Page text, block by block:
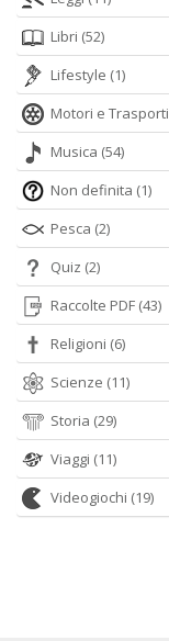
Libri (52)
Lifestyle (1)
Motori e Trasporti
Musica (54)
Non definita (1)
Pesca (2)
Quiz (2)
Raccolte PDF (43)
Religioni (6)
Scienze (11)
Storia (29)
Viaggi (11)
Videogiochi (19)